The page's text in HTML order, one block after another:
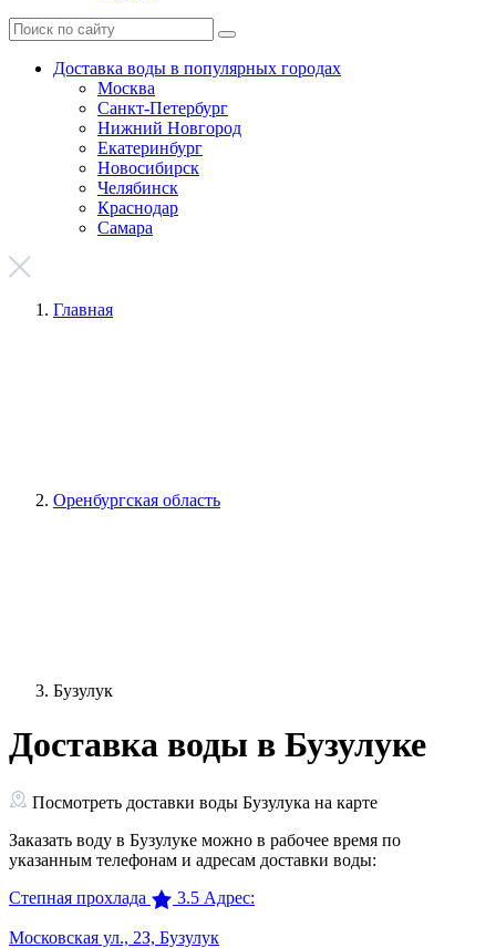
Доставка воды в популярных городах
Москва
Санкт-Петербург
Нижний Новгород
Екатеринбург
Новосибирск
Челябинск
Краснодар
Самара
Главная
Оренбургская область
Бузулук
Доставка воды в Бузулуке
Посмотреть доставки воды Бузулука на карте
Заказать воду в Бузулуке можно в рабочее время по
указанным телефонам и адресам доставки воды:
Степная прохлада
3.5 Адрес:
Московская ул., 2З, Бузулук